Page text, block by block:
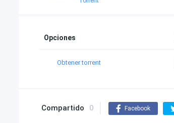
Opciones
Obtener torrent
Compartido 0 Facebook